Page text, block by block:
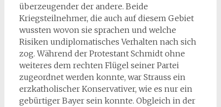
überzeugender der andere. Beide
Kriegsteilnehmer, die auch auf diesem Gebiet
wussten wovon sie sprachen und welche
Risiken undiplomatisches Verhalten nach sich
zog. Während der Protestant Schmidt ohne
weiteres dem rechten Flügel seiner Partei
zugeordnet werden konnte, war Strauss ein
erzkatholischer Konservativer, wie es nur ein
gebürtiger Bayer sein konnte. Obgleich in der